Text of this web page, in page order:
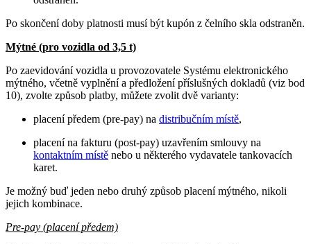
Po skončení doby platnosti musí být kupón z čelního skla odstraněn.
Mýtné (pro vozidla od 3,5 t)
Po zaevidování vozidla u provozovatele Systému elektronického
mýtného, včetně vyplnění a předložení příslušných dokladů (viz bod
10), zvolte způsob platby, můžete zvolit dvě varianty:
placení předem (pre-pay) na distribučním místě,
placení na fakturu (post-pay) uzavřením smlouvy na
kontaktním místě nebo u některého vydavatele tankovacích
karet.
Je možný buď jeden nebo druhý způsob placení mýtného, nikoli
jejich kombinace.
Pre-pay (placení předem)